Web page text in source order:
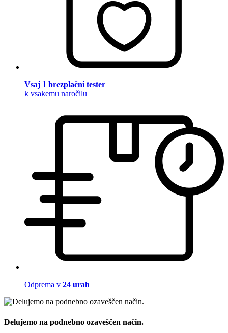
Vsaj 1 brezplačni tester
k vsakemu naročilu
Odprema v 24 urah
Delujemo na podnebno ozaveščen način.